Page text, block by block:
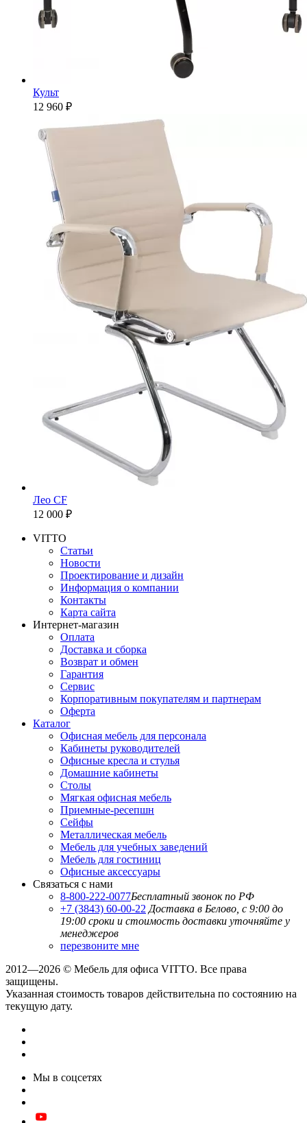
Культ
12 960 ₽
Лео CF
12 000 ₽
VITTO
Статьи
Новости
Проектирование и дизайн
Информация о компании
Контакты
Карта сайта
Интернет-магазин
Оплата
Доставка и сборка
Возврат и обмен
Гарантия
Сервис
Корпоративным покупателям и партнерам
Оферта
Каталог
Офисная мебель для персонала
Кабинеты руководителей
Офисные кресла и стулья
Домашние кабинеты
Столы
Мягкая офисная мебель
Приемные-ресепшн
Сейфы
Металлическая мебель
Мебель для учебных заведений
Мебель для гостиниц
Офисные аксессуары
Связаться с нами
8-800-222-0077Бесплатный звонок по РФ
+7 (3843) 60-00-22 Доставка в Белово, с 9:00 до
19:00 сроки и стоимость доставки уточняйте у
менеджеров
перезвоните мне
2012—2026 © Мебель для офиса VITTO. Все права
защищены.
Указанная стоимость товаров действительна по состоянию на
текущую дату.
Мы в соцсетях